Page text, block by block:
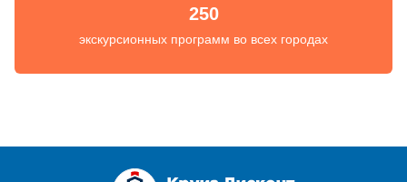
250
экскурсионных программ во всех городах